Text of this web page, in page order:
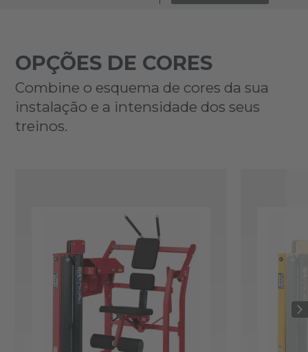
OPÇÕES DE CORES
Combine o esquema de cores da sua
instalação e a intensidade dos seus
treinos.